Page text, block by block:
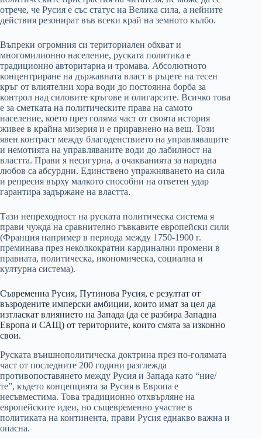
отрече, че Русия е със статус на Велика сила, а нейните
действия резонират във всеки край на земното кълбо.
Въпреки огромния си териториален обхват и
многомилионно население, руската политика е
традиционно авторитарна и тромава. Абсолютното
концентриране на държавната власт в ръцете на тесен
кръг от влиятелни хора води до постоянна борба за
контрол над силовите кръгове и олигарсите. Всичко това
е за сметката на политическите права на самото
население, което през голяма част от своята история
живее в крайна мизерия и е приравнено на вещ. Този
явен контраст между благоденствието на управляващите
и немотията на управляваните води до лабилност на
властта. Прави я несигурна, а очакванията за народна
любов са абсурдни. Единствено упражняването на сила
и репресия върху малкото способни на ответен удар
гарантира задържане на властта.
Тази непреходност на руската политическа система я
прави чужда на сравнително гъвкавите европейски сили
(Франция например в периода между 1750-1900 г.
преминава през неколкократни кардинални промени в
правната, политическа, икономическа, социална и
културна система).
Съвременна Русия, Путинова Русия, е резултат от
възродените имперски амбиции, които имат за цел да
изтласкат влиянието на Запада (да се разбира Западна
Европа и САЩ) от териториите, които смята за изконно
свои.
Руската външнополитическа доктрина през по-голямата
част от последните 200 години разглежда
противопоставянето между Русия и Запада като “ние/
те”, където концепцията за Русия в Европа е
несъвместима. Това традиционно отхвърляне на
европейските идеи, но същевременно участие в
политиката на континента, прави Русия еднакво важна и
опасна.